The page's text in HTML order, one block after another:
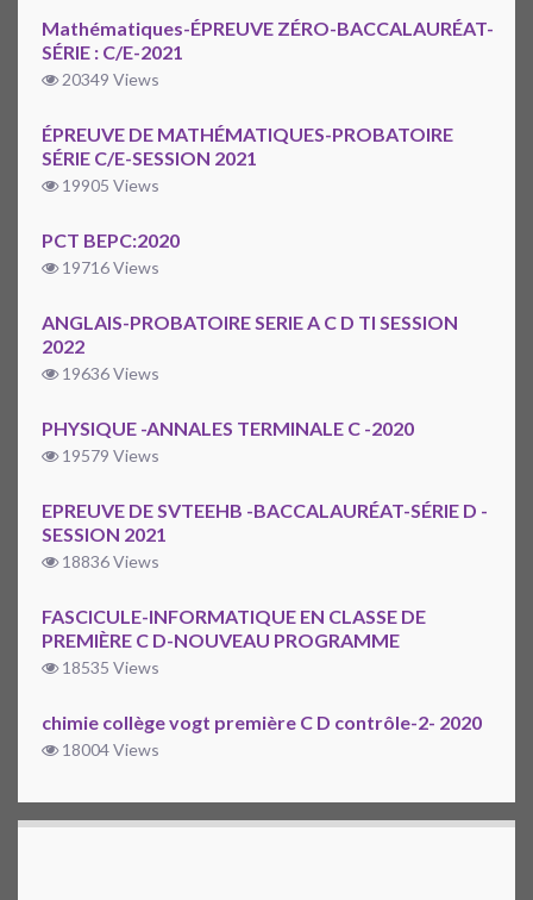
Mathématiques-ÉPREUVE ZÉRO-BACCALAURÉAT-
SÉRIE : C/E-2021
20349 Views
ÉPREUVE DE MATHÉMATIQUES-PROBATOIRE
SÉRIE C/E-SESSION 2021
19905 Views
PCT BEPC:2020
19716 Views
ANGLAIS-PROBATOIRE SERIE A C D TI SESSION
2022
19636 Views
PHYSIQUE -ANNALES TERMINALE C -2020
19579 Views
EPREUVE DE SVTEEHB -BACCALAURÉAT-SÉRIE D -
SESSION 2021
18836 Views
FASCICULE-INFORMATIQUE EN CLASSE DE
PREMIÈRE C D-NOUVEAU PROGRAMME
18535 Views
chimie collège vogt première C D contrôle-2- 2020
18004 Views